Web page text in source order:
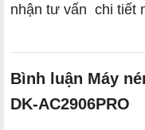
nhận tư vấn chi tiết
Bình luận Máy
DK-AC2906PRO